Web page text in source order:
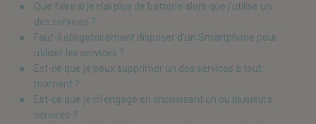
Que faire si je n’ai plus de batterie alors que j’utilise un
des services ?
Faut-il obligatoirement disposer d'un Smartphone pour
utiliser les services ?
Est-ce que je peux supprimer un des services à tout
moment ?
Est-ce que je m’engage en choisissant un ou plusieurs
services ?